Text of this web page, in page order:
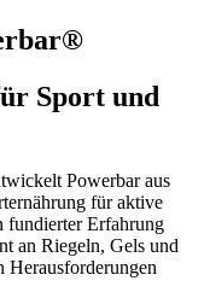
Sport und
Powerbar aus
für aktive
fundierter Erfahrung
an Riegeln, Gels und
Herausforderungen